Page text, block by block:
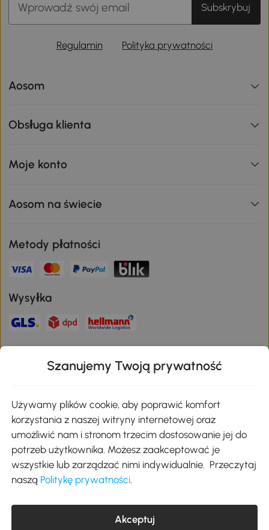
Subskrybuj
Regulamin Polityka prywatności
Aosom
Obsługa klienta
Moje konto
Aosom na świecie
Metody płatności
Wysyłka
Pobierz aplikację Aosom
Google Play
kontakt@aosom.pl
MH Handel GmbH, Wendenstraße 309, 20537 Hamburg Pon.-piąt.:
Szanujemy Twoją prywatność
Używamy plików cookie, aby poprawić komfort
korzystania z naszej witryny internetowej oraz
umożliwić nam i stronom trzecim dostosowanie jej do
potrzeb użytkownika. Możesz zaakceptować je
wszystkie lub zarządzać nimi indywidualnie. Przeczytaj
naszą Politykę prywatności.
Akceptuj